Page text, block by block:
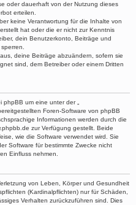
oder dauerhaft von der Nutzung dieses
erteilen.
keine Verantwortung für die Inhalte von
hat oder die er nicht zur Kenntnis
dein Benutzerkonto, Beiträge und
deine Beiträge abzuändern, sofern sie
sind, dem Betreiber oder einem Dritten
um eine unter der „
Foren-Software von phpBB
Informationen werden durch die
zur Verfügung gestellt. Beide
wie die Software verwendet wird. Sie
Software für bestimmte Zwecke nicht
Einfluss nehmen.
von Leben, Körper und Gesundheit
(Kardinalpflichten) nur für Schäden,
Verhalten zurückzuführen sind. Dies